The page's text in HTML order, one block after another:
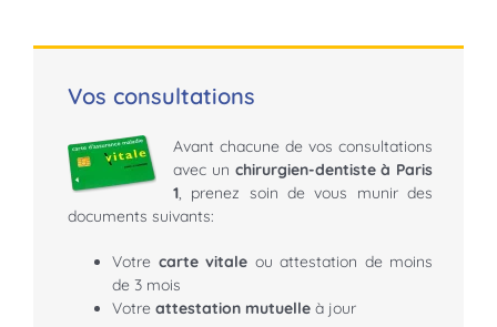
Vos consultations
Avant chacune de vos consultations
avec un chirurgien-dentiste à Paris
1, prenez soin de vous munir des
documents suivants:
Votre carte vitale ou attestation de moins
de 3 mois
Votre attestation mutuelleà jour